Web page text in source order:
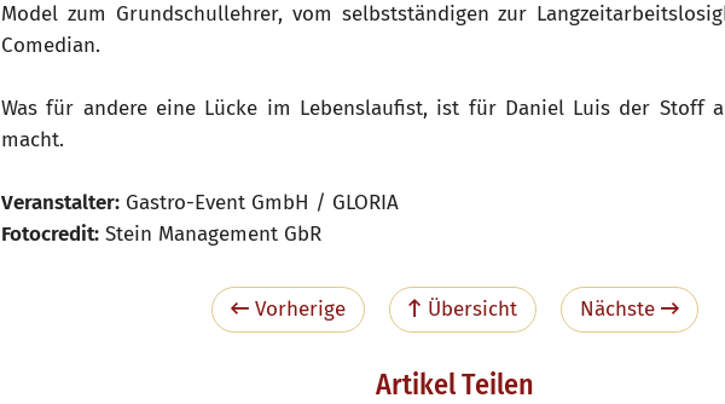
Model zum Grundschullehrer, vom selbstständigen zur
Comedian.
Was für andere eine Lücke im Lebenslaufist, ist für Daniel Luis der Stoff
macht.
Veranstalter: Gastro-Event GmbH / GLORIA
Fotocredit: Stein Management GbR
Vorherige Übersicht Nächste
Artikel Teilen